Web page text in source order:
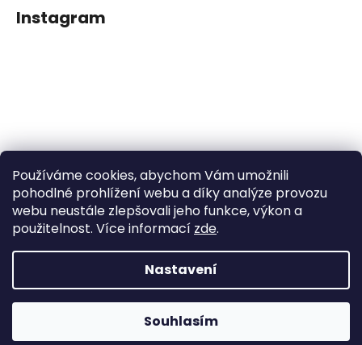
Používáme cookies, abychom Vám umožnili
pohodlné prohlížení webu a díky analýze provozu
webu neustále zlepšovali jeho funkce, výkon a
použitelnost. Více informací zde.
Nastavení
Souhlasím
Instagram
Sledovat na Instagramu
Facebook
Vytvořil Shoptet
Dětské klipy na dudlíčky